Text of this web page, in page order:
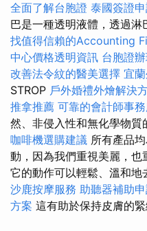
全面了解台胞證 泰國簽證
巴是一種透明液體，透過
找值得信賴的Accounting
中心價格透明資訊 台胞證
改善法令紋的醫美選擇 宜
STROP 戶外婚禮外燴解決
推拿推薦 可靠的會計師事
然、非侵入性和無化學物質
咖啡機選購建議 所有產品
動，因為我們重視美麗，也
它的動作可以輕鬆、溫和地
沙鹿按摩服務 助聽器補助
方案 這有助於保持皮膚的緊